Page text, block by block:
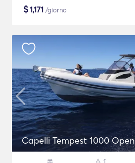
$1,171 /giorno
Capelli Tempest 1000 Open